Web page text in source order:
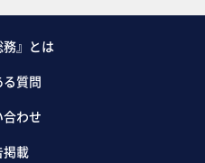
務』とは
質問
わせ
掲載